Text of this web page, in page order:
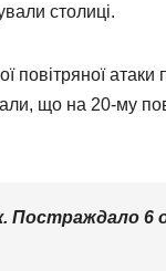
столиці.
повітряної
що на 20-му
Постраждало 6